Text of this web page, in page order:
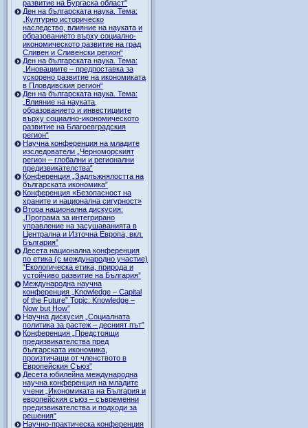
развитие на Бургаска област”
Ден на българската наука. Тема:
„Културно историческо
наследство, влияние на науката и
образованието върху социално-
икономическото развитие на град
Сливен и Сливенски регион“
Ден на българската наука. Тема:
„Иновациите – предпоставка за
ускорено развитие на икономиката
в Пловдивския регион“
Ден на българската наука. Тема:
„Влияние на науката,
образованието и инвестициите
върху социално-икономическото
развитие на Благоевградския
регион“
Научна конференция на младите
изследователи „Черноморският
регион – глобални и регионални
предизвикателства“
Конференция „Задлъжнялостта на
българската икономика”
Конференция «Безопасност на
храните и национална сигурност»
Втора национална дискусия:
„Програма за интегрирано
управление на засушаванията в
Централна и Източна Европа, вкл.
България”
Десета национална конференция
по етика (с международно участие)
“Екологическа етика, природа и
устойчиво развитие на България”
Международна научна
конференция „Knowledge – Capital
of the Future” Topic: Knowledge –
Now but How”
Научна дискусия „Социалната
политика за растеж – десният път”
Конференция „Предстоящи
предизвикателства пред
българската икономика,
произтичащи от членството в
Европейския Съюз”
Десета юбилейна международна
научна конференция на младите
учени „Икономиката на България и
европейския съюз – съвременни
предизвикателства и подходи за
решения”
Научно-практическа конференция